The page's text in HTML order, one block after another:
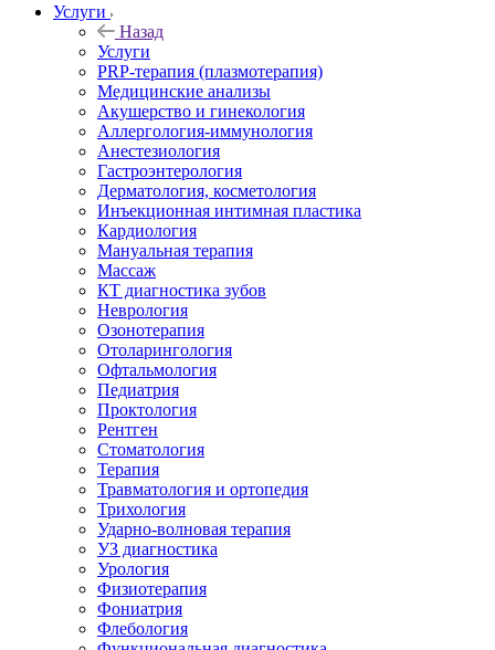
Услуги
Назад
Услуги
PRP-терапия (плазмотерапия)
Медицинские анализы
Акушерство и гинекология
Аллергология-иммунология
Анестезиология
Гастроэнтерология
Дерматология, косметология
Инъекционная интимная пластика
Кардиология
Мануальная терапия
Массаж
КТ диагностика зубов
Неврология
Озонотерапия
Отоларингология
Офтальмология
Педиатрия
Проктология
Рентген
Стоматология
Терапия
Травматология и ортопедия
Трихология
Ударно-волновая терапия
УЗ диагностика
Урология
Физиотерапия
Фониатрия
Флебология